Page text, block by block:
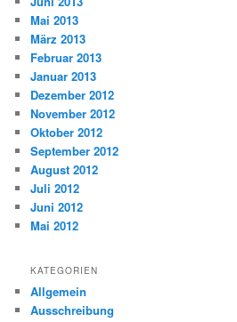
Mai 2013
März 2013
Februar 2013
Januar 2013
Dezember 2012
November 2012
Oktober 2012
September 2012
August 2012
Juli 2012
Juni 2012
Mai 2012
KATEGORIEN
Allgemein
Ausschreibung